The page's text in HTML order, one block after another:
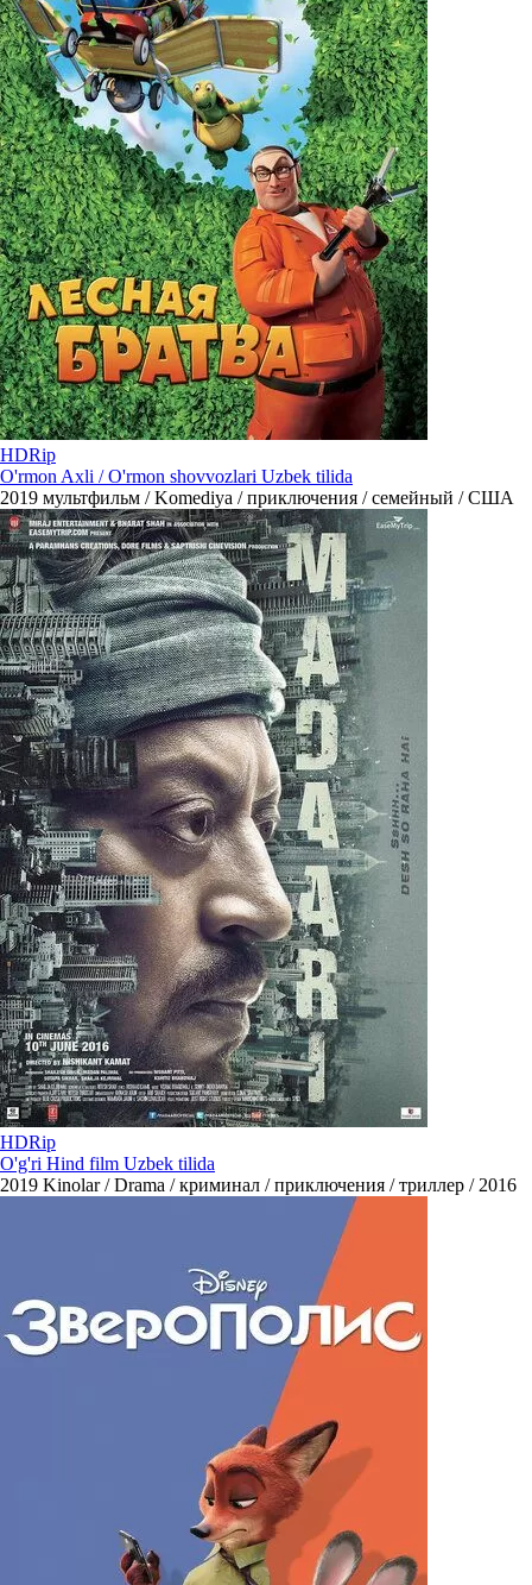
HDRip
O'rmon Axli / O'rmon shovvozlari Uzbek tilida
2019 мультфильм / Komediya / приключения / семейный / США
HDRip
O'g'ri Hind film Uzbek tilida
2019 Kinolar / Drama / криминал / приключения / триллер / 2016